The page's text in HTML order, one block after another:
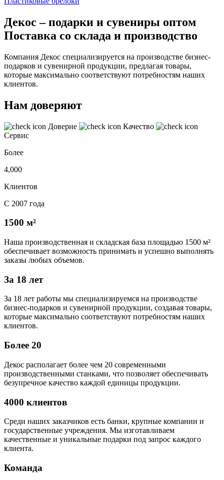
Декос – подарки и сувениры оптом
Поставка со склада и производство
Компания Декос специализируется на производстве бизнес-
подарков и сувенирной продукции, предлагая товары,
которые максимально соответствуют потребностям наших
клиентов.
Нам доверяют
Доверие
Качество
Сервис
Более
4,000
Клиентов
С 2007 года
1500 м²
Наша производственная и складская база площадью 1500 м²
обеспечивает возможность принимать и успешно выполнять
заказы любых объемов.
За 18 лет
За 18 лет работы мы специализируемся на производстве
бизнес-подарков и сувенирной продукции, создавая товары,
которые максимально соответствуют потребностям наших
клиентов.
Более 20
Декос располагает более чем 20 современными
производственными станками, что позволяет обеспечивать
безупречное качество каждой единицы продукции.
4000 клиентов
Среди наших заказчиков есть банки, крупные компании и
государственные учреждения. Мы изготавливаем
качественные и уникальные подарки под запрос каждого
клиента.
Команда